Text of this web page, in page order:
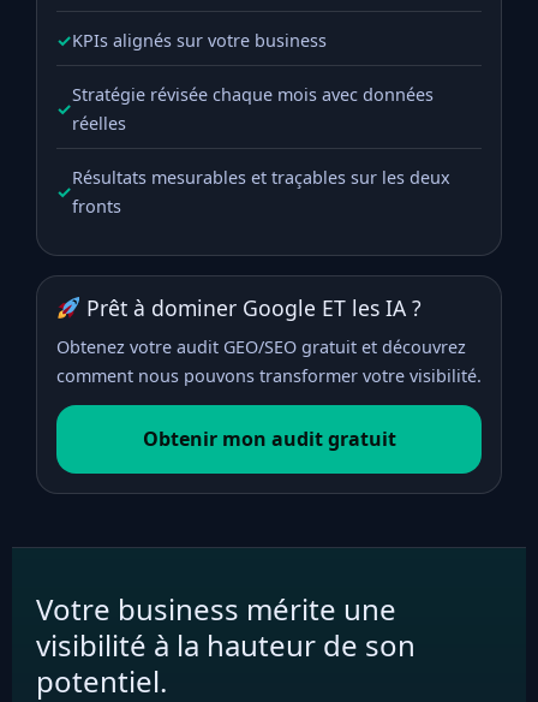
✓KPIs alignés sur votre business
✓
Stratégie révisée chaque mois avec données
réelles
✓
Résultats mesurables et traçables sur les deux
fronts
Prêt à dominer Google ET les IA ?
Obtenez votre audit GEO/SEO gratuit et découvrez
comment nous pouvons transformer votre visibilité.
Obtenir mon audit gratuit
Votre business mérite une
visibilité à la hauteur de son
potentiel.